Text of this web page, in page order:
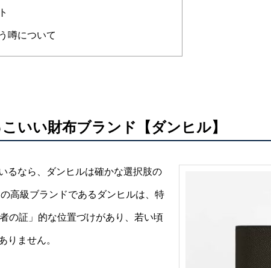
噂について
いい財布ブランド【ダンヒル】
るなら、ダンヒルは確かな選択肢の
高級ブランドであるダンヒルは、特
の証」的な位置づけがあり、若い頃
りません。